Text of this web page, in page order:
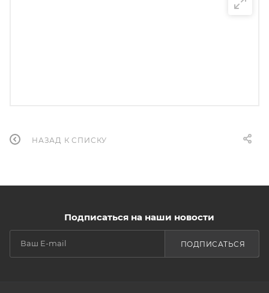
НАЗАД К СПИСКУ
Подписаться на наши новости
ПОДПИСАТЬСЯ